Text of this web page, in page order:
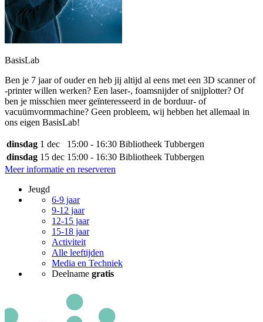
BasisLab
Ben je 7 jaar of ouder en heb jij altijd al eens met een 3D scanner of
-printer willen werken? Een laser-, foamsnijder of snijplotter? Of
ben je misschien meer geïnteresseerd in de borduur- of
vacuümvormmachine? Geen probleem, wij hebben het allemaal in
ons eigen BasisLab!
dinsdag 1 dec 15:00 - 16:30 Bibliotheek Tubbergen
dinsdag 15 dec 15:00 - 16:30 Bibliotheek Tubbergen
Meer informatie en reserveren
Jeugd
6-9 jaar
9-12 jaar
12-15 jaar
15-18 jaar
Activiteit
Alle leeftijden
Media en Techniek
Deelname gratis